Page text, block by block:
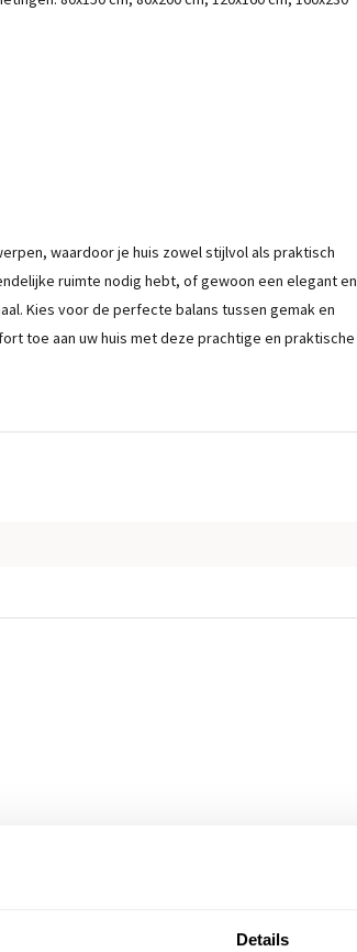
Details
waardoor je huis zowel stijlvol als praktisch
ruimte nodig hebt, of gewoon een elegant en
Kies voor de perfecte balans tussen gemak en
toe aan uw huis met deze prachtige en praktische